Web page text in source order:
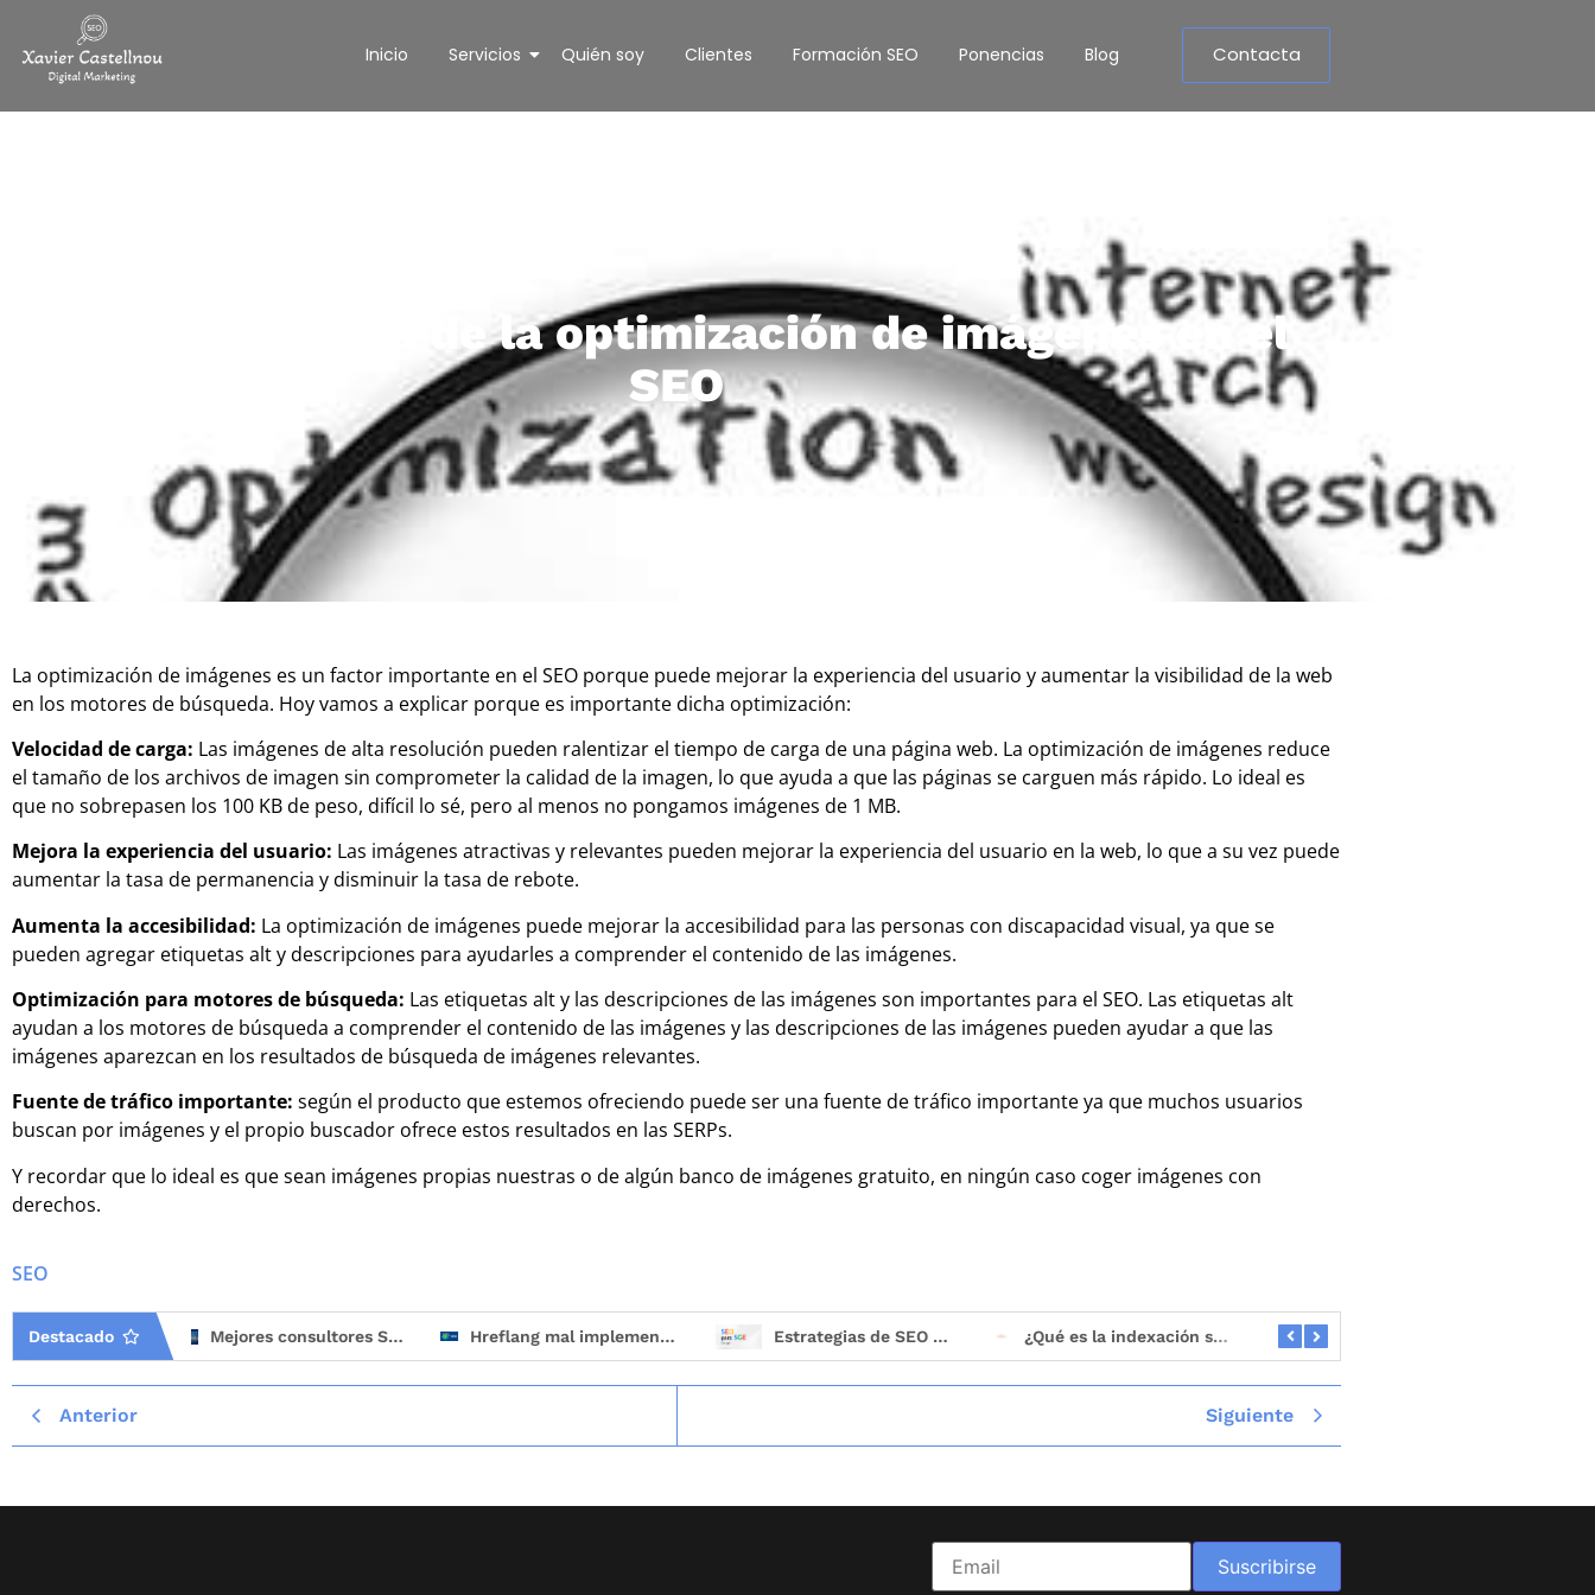
Inicio Servicios Quién soy Clientes Formación SEO Ponencias Blog Contacta
La importancia de la optimización de imágenes en el
SEO
La optimización de imágenes es un factor importante en el SEO porque puede mejorar la experiencia del usuario y aumentar la visibilidad de la web
en los motores de búsqueda. Hoy vamos a explicar porque es importante dicha optimización:
Velocidad de carga: Las imágenes de alta resolución pueden ralentizar el tiempo de carga de una página web. La optimización de imágenes reduce
el tamaño de los archivos de imagen sin comprometer la calidad de la imagen, lo que ayuda a que las páginas se carguen más rápido. Lo ideal es
que no sobrepasen los 100 KB de peso, difícil lo sé, pero al menos no pongamos imágenes de 1 MB.
Mejora la experiencia del usuario: Las imágenes atractivas y relevantes pueden mejorar la experiencia del usuario en la web, lo que a su vez puede
aumentar la tasa de permanencia y disminuir la tasa de rebote.
Aumenta la accesibilidad: La optimización de imágenes puede mejorar la accesibilidad para las personas con discapacidad visual, ya que se
pueden agregar etiquetas alt y descripciones para ayudarles a comprender el contenido de las imágenes.
Optimización para motores de búsqueda: Las etiquetas alt y las descripciones de las imágenes son importantes para el SEO. Las etiquetas alt
ayudan a los motores de búsqueda a comprender el contenido de las imágenes y las descripciones de las imágenes pueden ayudar a que las
imágenes aparezcan en los resultados de búsqueda de imágenes relevantes.
Fuente de tráfico importante: según el producto que estemos ofreciendo puede ser una fuente de tráfico importante ya que muchos usuarios
buscan por imágenes y el propio buscador ofrece estos resultados en las SERPs.
Y recordar que lo ideal es que sean imágenes propias nuestras o de algún banco de imágenes gratuito, en ningún caso coger imágenes con
derechos.
SEO
Destacado Mejores consultores SEO en España (2026) Hreflang mal implementado: el error SEO que más tráfico internacional hace perder Estrategias de SEO para SGE ¿Qué es la indexación semántica y por qué está revolucionando el SEO?
Anterior Siguiente
Suscribirse